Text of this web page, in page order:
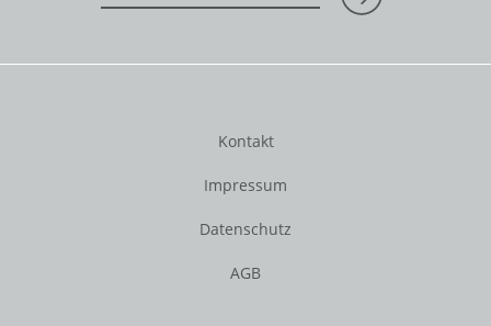
Kontakt
Impressum
Datenschutz
AGB